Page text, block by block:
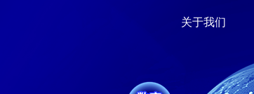
关于我们